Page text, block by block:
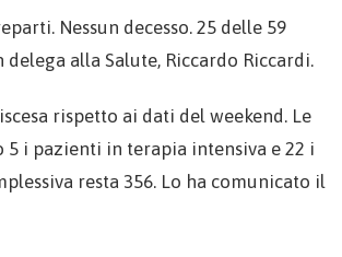
Nessun decesso. 25 delle 59
alla Salute, Riccardo Riccardi.
rispetto ai dati del weekend. Le
5 i pazienti in terapia intensiva e 22 i
resta 356. Lo ha comunicato il